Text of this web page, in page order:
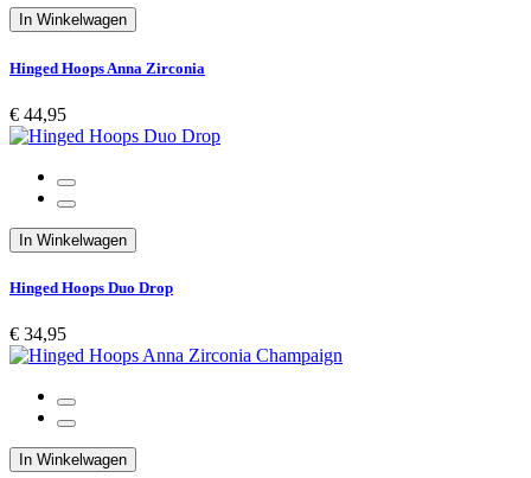
In Winkelwagen
Hinged Hoops Anna Zirconia
€ 44,95
In Winkelwagen
Hinged Hoops Duo Drop
€ 34,95
In Winkelwagen